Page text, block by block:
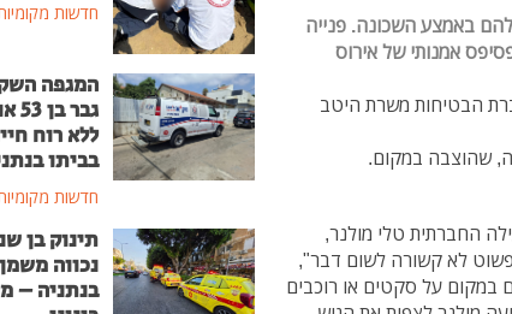
באמצע השכונה. פנייה
אמנותי של אירוס
הבטיחות משרת היטב
שהוצבה במקום.
החברתית טלי מולנר,
לא קשורה לשום דבר",
במקום על סקטים או רוכבים
חדשות
המגפה
גבר
ללא רוח
בביתו
חדשות
תינוק בן
נכווה
בנתניה –